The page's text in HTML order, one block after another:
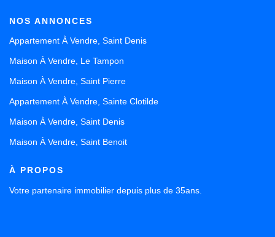
NOS ANNONCES
Appartement À Vendre, Saint Denis
Maison À Vendre, Le Tampon
Maison À Vendre, Saint Pierre
Appartement À Vendre, Sainte Clotilde
Maison À Vendre, Saint Denis
Maison À Vendre, Saint Benoit
À PROPOS
Votre partenaire immobilier depuis plus de 35ans.